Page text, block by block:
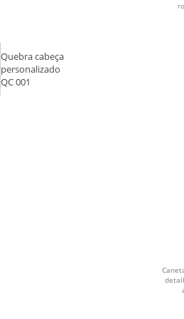
Quebra cabeça
personalizado
QC 001